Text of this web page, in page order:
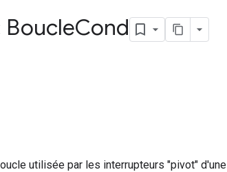
BoucleCond
utilisée par les interrupteurs "pivot" d'une